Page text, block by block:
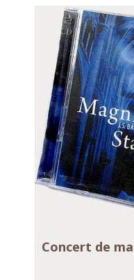
CD double coffret
Concert de